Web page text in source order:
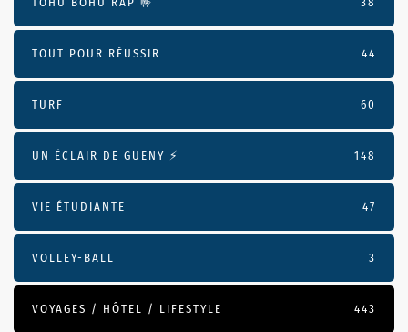
TOUT POUR RÉUSSIR 44
TURF 60
UN ÉCLAIR DE GUENY ⚡️ 148
VIE ÉTUDIANTE 47
VOLLEY-BALL 3
VOYAGES / HÔTEL / LIFESTYLE 443